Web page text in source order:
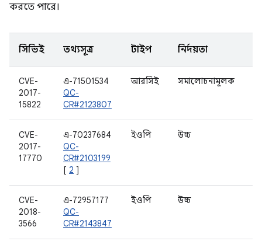
করতে পারে।
সিভিই তথ্যসূত্র টাইপ নির্দয়তা
CVE-
2017-
15822
এ-71501534
QC-
CR#2123807
আরসিই সমালোচনামূলক
CVE-
2017-
17770
এ-70237684
QC-
CR#2103199
[ 2 ]
ইওপি উচ্চ
CVE-
2018-
3566
এ-72957177
QC-
CR#2143847
ইওপি উচ্চ